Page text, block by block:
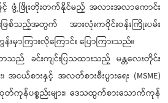
ြင့် ဖွံ့ဖြိုးတိုးတက်နိုင်မည့် အလားအလာကောင်း
ဖြစ်သည့်အတွက် အားလုံးကဝိုင်းဝန်းကြိုးပမ်း
ာကြားလိုကြောင်း ပြောကြားသည်။
ခင်းကျင်းပြသထားသည့် မန္တလေးတိုင်း
အငယ်စားနှင့် အလတ်စားစီးပွားရေး (MSME)
ကုန်ပစ္စည်းများ၊ ဒေသထွက်စားသောက်ကုန်